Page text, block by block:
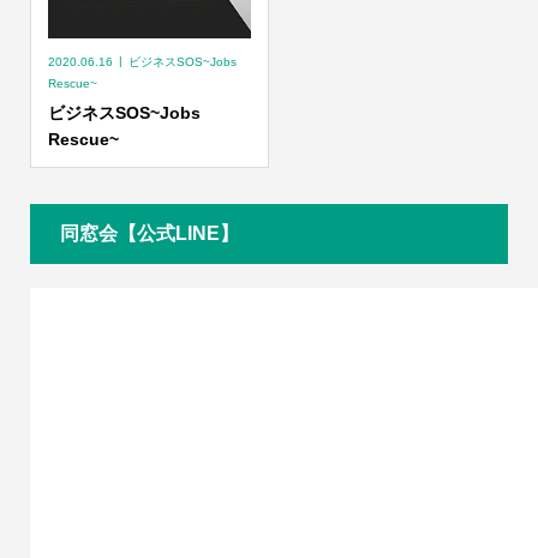
2020.06.16
ビジネスSOS~Jobs
Rescue~
ビジネスSOS~Jobs
Rescue~
同窓会【公式LINE】